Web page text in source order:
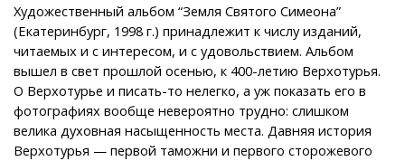
Художественный альбом “Земля Святого Симеона”
(Екатеринбург, 1998 г.) принадлежит к числу изданий,
читаемых и с интересом, и с удовольствием. Альбом
вышел в свет прошлой осенью, к 400-летию Верхотурья.
О Верхотурье и писать-то нелегко, а уж показать его в
фотографиях вообще невероятно трудно: слишком
велика духовная насыщенность места. Давняя история
Верхотурья — первой таможни и первого сторожевого